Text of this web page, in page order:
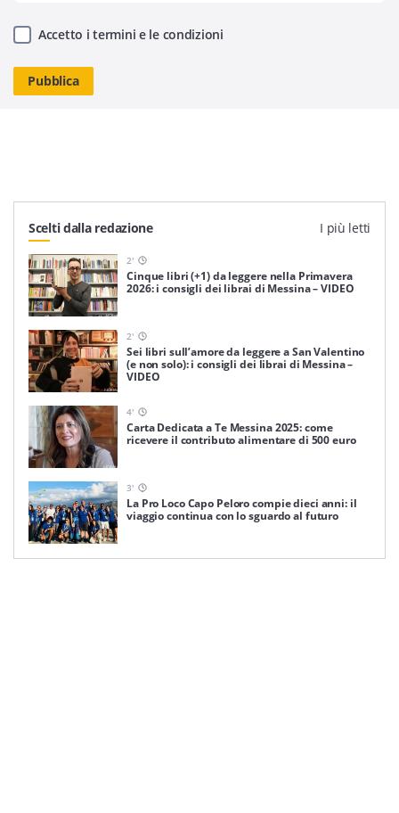
Accetto i termini e le condizioni
Scelti dalla redazione I più letti
2'
Cinque libri (+1) da leggere nella Primavera
2026: i consigli dei librai di Messina – VIDEO
2'
Sei libri sull’amore da leggere a San Valentino
(e non solo): i consigli dei librai di Messina –
VIDEO
4'
Carta Dedicata a Te Messina 2025: come
ricevere il contributo alimentare di 500 euro
3'
La Pro Loco Capo Peloro compie dieci anni: il
viaggio continua con lo sguardo al futuro